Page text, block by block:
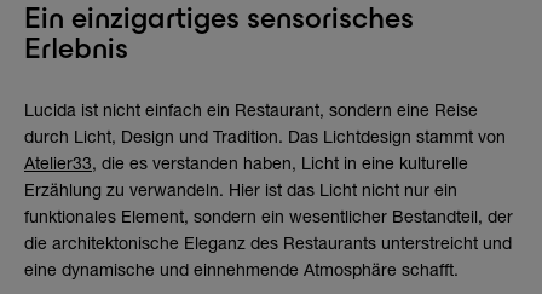
Ein einzigartiges sensorisches
Erlebnis
Lucida ist nicht einfach ein Restaurant, sondern eine Reise
durch Licht, Design und Tradition. Das Lichtdesign stammt von
Atelier33, die es verstanden haben, Licht in eine kulturelle
Erzählung zu verwandeln. Hier ist das Licht nicht nur ein
funktionales Element, sondern ein wesentlicher Bestandteil, der
die architektonische Eleganz des Restaurants unterstreicht und
eine dynamische und einnehmende Atmosphäre schafft.